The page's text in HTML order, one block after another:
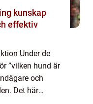
effektiv
Under de
”vilken hund är
och
Det här